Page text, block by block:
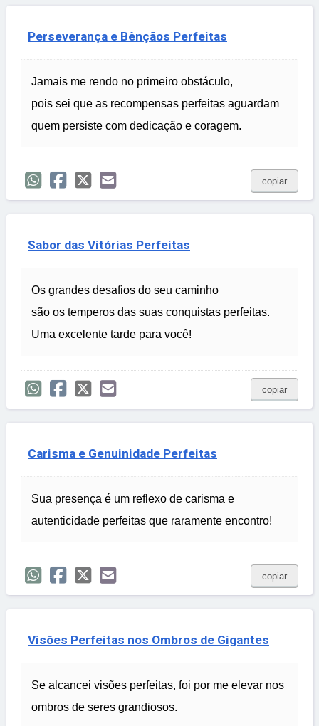
Perseverança e Bênçãos Perfeitas
Jamais me rendo no primeiro obstáculo,
pois sei que as recompensas perfeitas aguardam
quem persiste com dedicação e coragem.
copiar
Sabor das Vitórias Perfeitas
Os grandes desafios do seu caminho
são os temperos das suas conquistas perfeitas.
Uma excelente tarde para você!
copiar
Carisma e Genuinidade Perfeitas
Sua presença é um reflexo de carisma e
autenticidade perfeitas que raramente encontro!
copiar
Visões Perfeitas nos Ombros de Gigantes
Se alcancei visões perfeitas, foi por me elevar nos
ombros de seres grandiosos.